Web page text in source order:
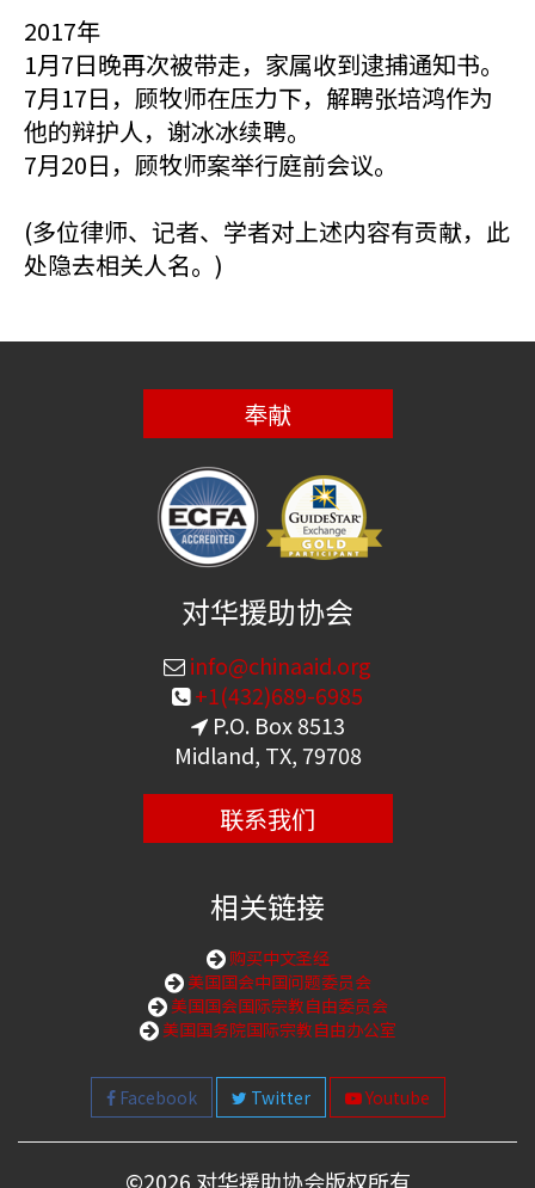
2017年
1月7日晚再次被带走，家属收到逮捕通知书。
7月17日，顾牧师在压力下，解聘张培鸿作为
他的辩护人，谢冰冰续聘。
7月20日，顾牧师案举行庭前会议。
(多位律师、记者、学者对上述内容有贡献，此
处隐去相关人名。)
奉献
对华援助协会
info@chinaaid.org
+1(432)689-6985
P.O. Box 8513
Midland, TX, 79708
联系我们
相关链接
购买中文圣经
美国国会中国问题委员会
美国国会国际宗教自由委员会
美国国务院国际宗教自由办公室
Facebook Twitter Youtube
©2026 对华援助协会版权所有